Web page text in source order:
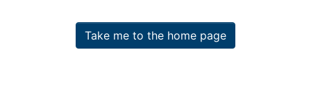
Take me to the home page